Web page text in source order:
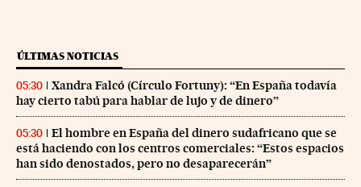
ÚLTIMAS NOTICIAS
05:30
Xandra Falcó (Círculo Fortuny): “En España todavía
hay cierto tabú para hablar de lujo y de dinero”
05:30
El hombre en España del dinero sudafricano que se
está haciendo con los centros comerciales: “Estos espacios
han sido denostados, pero no desaparecerán”